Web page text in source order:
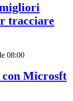
tracciare
08:00
con Microsft